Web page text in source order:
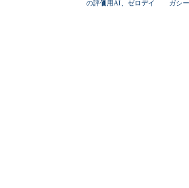
の評価用AI、ゼロデイ
ガシ